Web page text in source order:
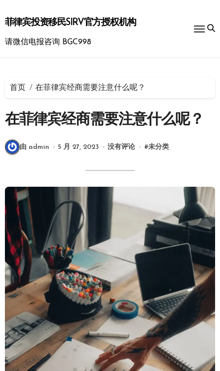
到
内
菲律宾投资移民SIRV官方授权机构
请微信电报咨询 BGC998
首页 在菲律宾经商需要注意什么呢？
在菲律宾经商需要注意什么呢？
由 admin 5 月 27, 2023 没有评论 #未分类